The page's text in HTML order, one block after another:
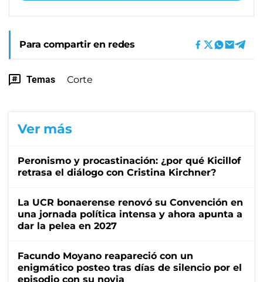
Para compartir en redes
Temas Corte
Ver más
Peronismo y procastinación: ¿por qué Kicillof
retrasa el diálogo con Cristina Kirchner?
La UCR bonaerense renovó su Convención en
una jornada política intensa y ahora apunta a
dar la pelea en 2027
Facundo Moyano reapareció con un
enigmático posteo tras días de silencio por el
episodio con su novia